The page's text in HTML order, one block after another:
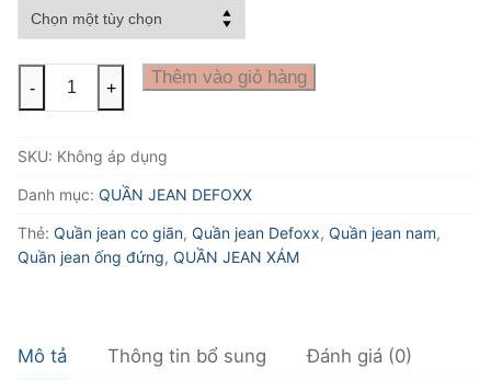
JEAN
WASH
XÁM
số
lượng
- + Thêm vào giỏ hàng
SKU: Không áp dụng
Danh mục: QUẦN JEAN DEFOXX
Thẻ: Quần jean co giãn, Quần jean Defoxx, Quần jean nam,
Quần jean ống đứng, QUẦN JEAN XÁM
Mô tả Thông tin bổ sung Đánh giá (0)